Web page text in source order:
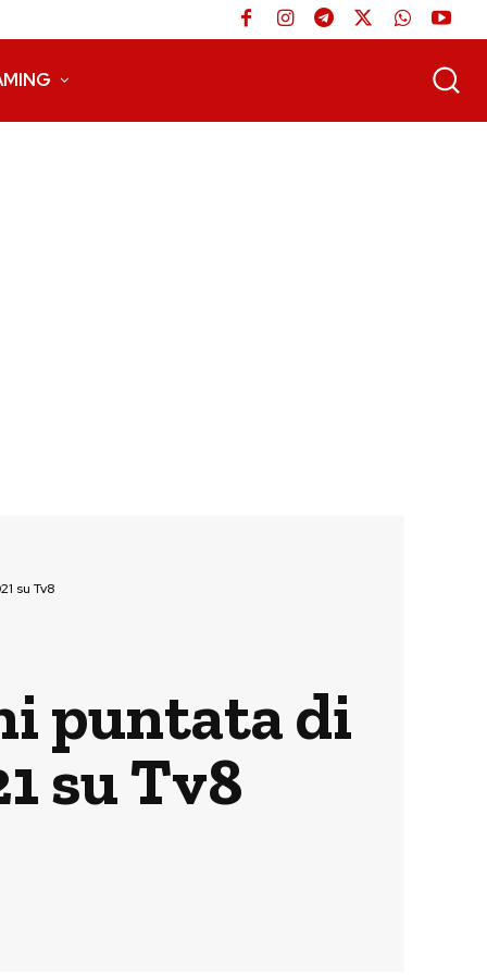
su Tv8
puntata di
su Tv8